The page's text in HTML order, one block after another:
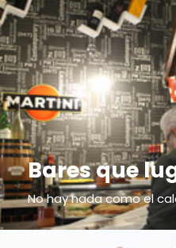
Bares que
No hay nada como el